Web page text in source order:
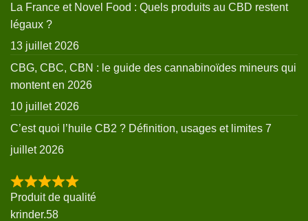
La France et Novel Food : Quels produits au CBD restent
légaux ?
13 juillet 2026
CBG, CBC, CBN : le guide des cannabinoïdes mineurs qui
montent en 2026
10 juillet 2026
C’est quoi l’huile CB2 ? Définition, usages et limites 7
juillet 2026
Produit de qualité
krinder.58